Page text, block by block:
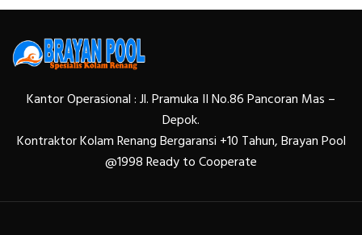
Kantor Operasional : Jl. Pramuka II No.86 Pancoran Mas –
Depok.
Kontraktor Kolam Renang Bergaransi +10 Tahun, Brayan Pool
@1998 Ready to Cooperate